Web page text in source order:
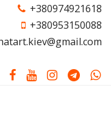
+380974921618
+380953150088